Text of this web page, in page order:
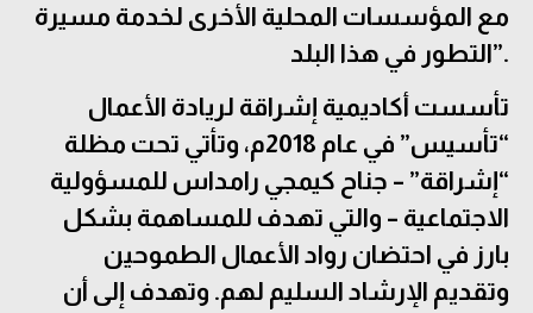
مع المؤسسات المحلية الأخرى لخدمة مسيرة
التطور في هذا البلد”.
تأسست أكاديمية إشراقة لريادة الأعمال
“تأسيس” في عام 2018م، وتأتي تحت مظلة
“إشراقة” – جناح كيمجي رامداس للمسؤولية
الاجتماعية – والتي تهدف للمساهمة بشكل
بارز في احتضان رواد الأعمال الطموحين
وتقديم الإرشاد السليم لهم. وتهدف إلى أن